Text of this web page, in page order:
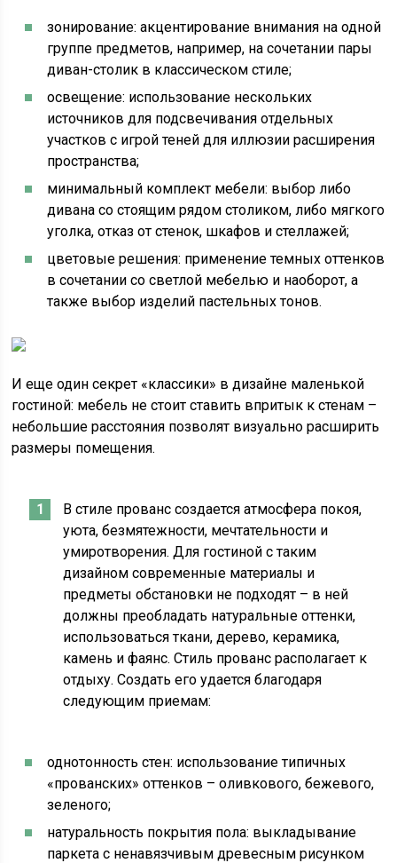
зонирование: акцентирование внимания на одной
группе предметов, например, на сочетании пары
диван-столик в классическом стиле;
освещение: использование нескольких
источников для подсвечивания отдельных
участков с игрой теней для иллюзии расширения
пространства;
минимальный комплект мебели: выбор либо
дивана со стоящим рядом столиком, либо мягкого
уголка, отказ от стенок, шкафов и стеллажей;
цветовые решения: применение темных оттенков
в сочетании со светлой мебелью и наоборот, а
также выбор изделий пастельных тонов.
И еще один секрет «классики» в дизайне маленькой
гостиной: мебель не стоит ставить впритык к стенам –
небольшие расстояния позволят визуально расширить
размеры помещения.
В стиле прованс создается атмосфера покоя,
уюта, безмятежности, мечтательности и
умиротворения. Для гостиной с таким
дизайном современные материалы и
предметы обстановки не подходят – в ней
должны преобладать натуральные оттенки,
использоваться ткани, дерево, керамика,
камень и фаянс. Стиль прованс располагает к
отдыху. Создать его удается благодаря
следующим приемам:
однотонность стен: использование типичных
«прованских» оттенков – оливкового, бежевого,
зеленого;
натуральность покрытия пола: выкладывание
паркета с ненавязчивым древесным рисунком